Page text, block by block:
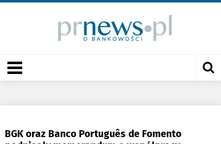
BGK oraz Banco Português de Fomento